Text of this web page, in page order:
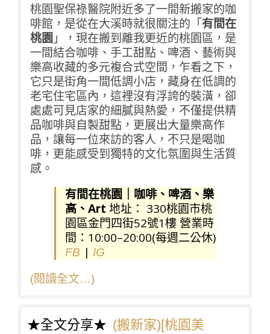
桃園聖保祿醫院附近多了一間新搬家的咖
啡館，是從在大溪時就很關注的「有間在
桃園 」，現在搬到離我更近的桃園區，是
一間結合咖啡、手工甜點、啤酒、藝術與
樂高收藏的多元複合式空間，乍看之下，
它只是街角一間低調小店，藏身在低調的
老宅住宅區內，這裡沒有浮誇的裝潢，卻
處處可見店家的細膩與熱愛，不僅提供精
品咖啡與自製甜點，更展出大量樂高作
品，讓每一位來訪的客人，不只是喝咖
啡，更能感受到獨特的文化氛圍與生活質
感。
有間在桃園｜咖啡、啤酒、樂
高、Art 地址： 330桃園市桃
園區金門四街52號1樓 營業時
間：10:00–20:00(每週二公休)
FB | IG
(閱讀全文…)
★全文分享★ (搬新家)[桃園美